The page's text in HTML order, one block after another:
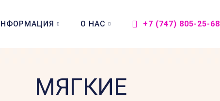
О НАС +7 (747) 805-25-68
МЯГКИЕ